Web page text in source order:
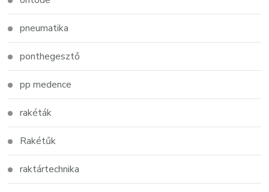
pneumatika
ponthegesztő
pp medence
rakéták
Rakétűk
raktártechnika